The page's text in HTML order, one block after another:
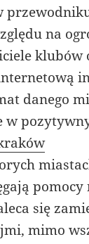
na
danego
się
mimo